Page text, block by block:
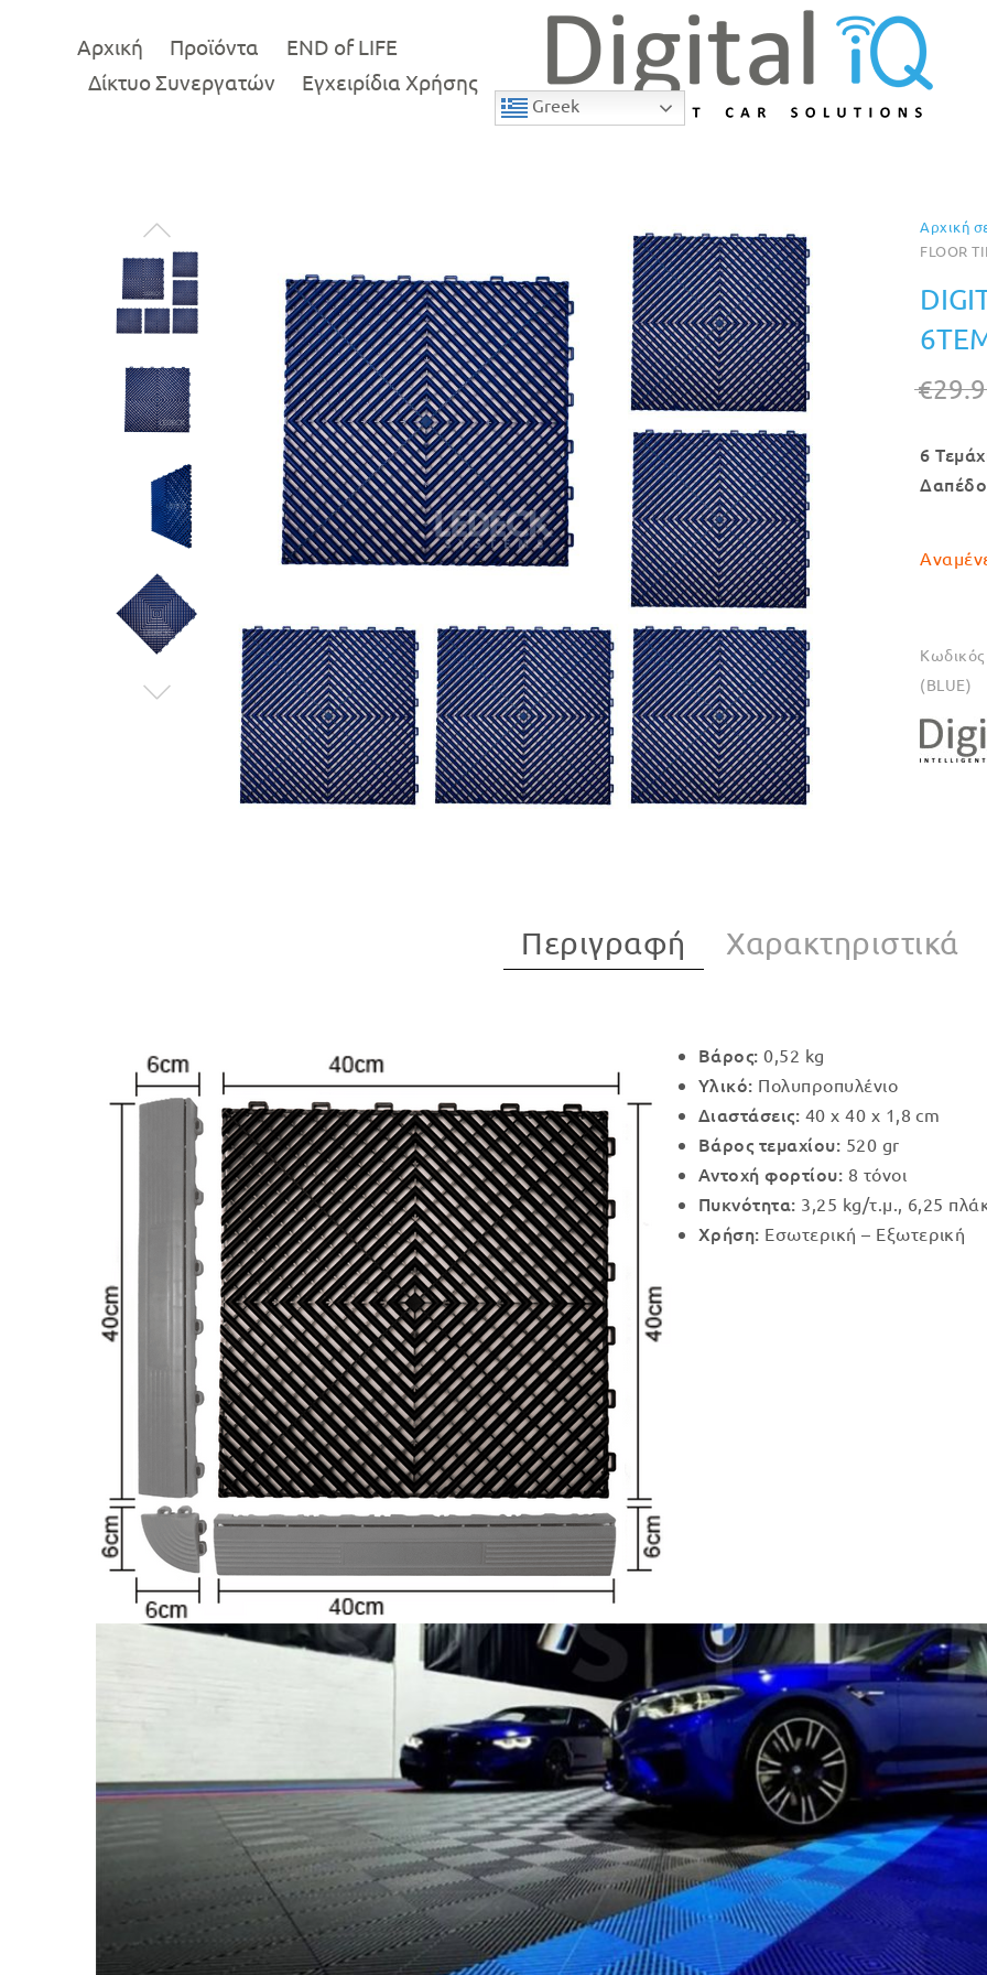
Αρχική Προϊόντα
END of LIFE
Δίκτυο Συνεργατών
Εγχειρίδια Χρήσης
Greek
10% Έκπτωση
Αρχική
FLOOR
€
6
Κωδικός
(BLUE)
Περιγραφή Χαρακτηριστικά
Βάρος: 0,52 kg
Υλικό: Πολυπροπυλένιο
Διαστάσεις: 40 x 40 x 1,8 cm
Βάρος τεμαχίου: 520 gr
Αντοχή φορτίου: 8 τόνοι
Πυκνότητα: 3,25 kg/τ.μ., 6,25
Χρήση: Εσωτερική – Εξωτερική